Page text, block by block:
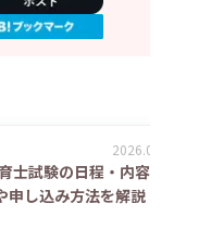
2026.07.06
士試験の日程・内容
申し込み方法を解説